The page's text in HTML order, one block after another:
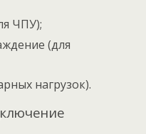
ЧПУ);
(для
нагрузок).